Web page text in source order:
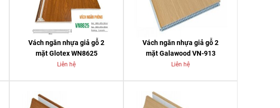
Vách ngăn nhựa giả gỗ 2
mặt Glotex WN8625
Liên hệ
Vách ngăn nhựa giả gỗ 2
mặt Galawood VN-913
Liên hệ